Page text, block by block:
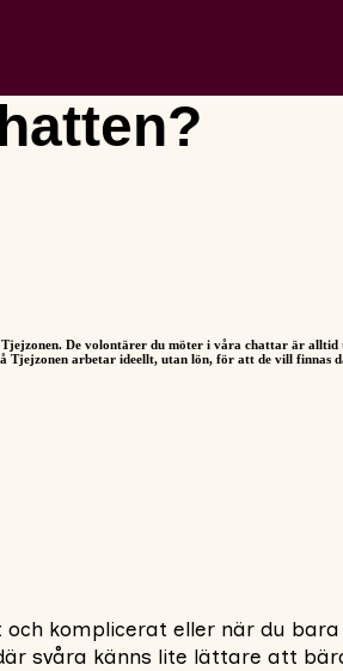
De volontärer du möter i våra chattar är alltid
Tjejzonen arbetar ideellt, utan lön, för att de vill finnas
komplicerat eller när du
svåra känns lite lättare att